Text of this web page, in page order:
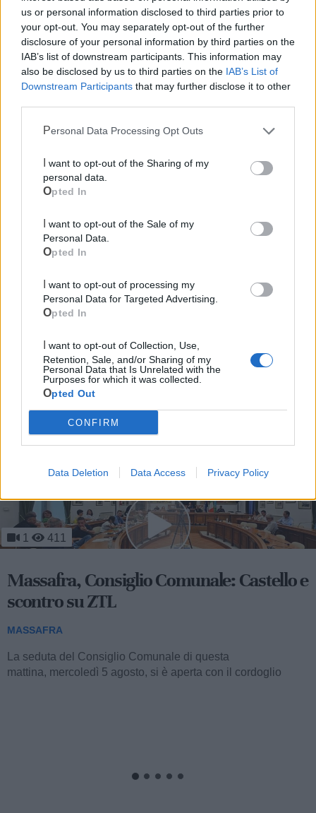
us or personal information disclosed to third parties prior to
your opt-out. You may separately opt-out of the further
disclosure of your personal information by third parties on the
IAB’s list of downstream participants. This information may
also be disclosed by us to third parties on the IAB’s List of
Downstream Participants that may further disclose it to other
Personal Data Processing Opt Outs
personal data.
Opted In
Personal Data.
Opted In
Personal Data for Targeted Advertising.
Opted In
Retention, Sale, and/or Sharing of my
Personal Data that Is Unrelated with the
Purposes for which it was collected.
Opted Out
CONFIRM
Data Deletion Data Access Privacy Policy
Mondo CIA
Cia Agricoltori Italiani | Puglia - Area Due
Mari
Scopri tutte le notizie, gli eventi e la Web TV di Cia Puglia - Area
Due Mari
Le ultime notizie di Massafra
1 411
Massafra, Consiglio Comunale: Castello e
scontro su ZTL
MASSAFRA
La seduta del Consiglio Comunale di questa
mattina, mercoledì 5 agosto, si è aperta con il cordoglio